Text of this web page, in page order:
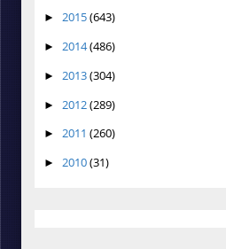
► 2015(643)
► 2014(486)
► 2013(304)
► 2012(289)
► 2011 (260)
► 2010(31)